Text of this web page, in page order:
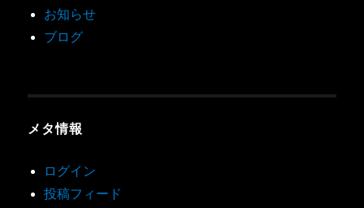
お知らせ
ブログ
メタ情報
ログイン
投稿フィード